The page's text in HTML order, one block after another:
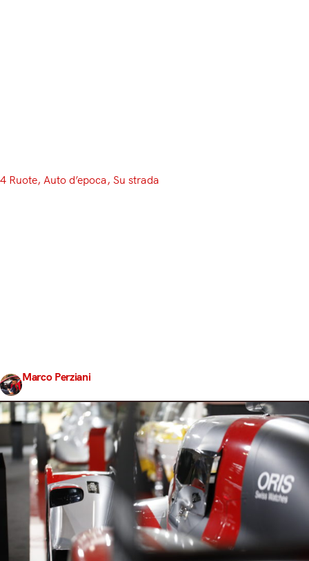
4 Ruote, Auto d’epoca, Su strada
Marco Perziani